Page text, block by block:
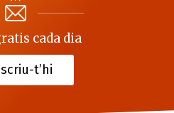
cada dia
t’hi